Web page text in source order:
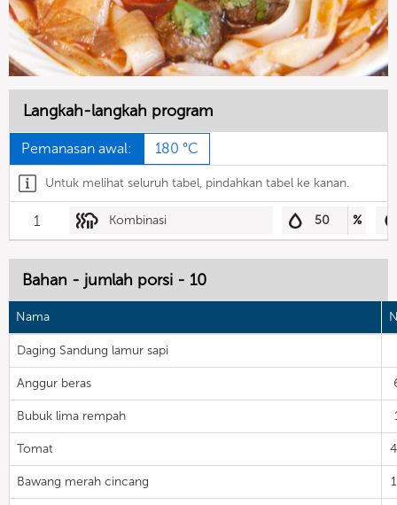
Langkah-langkah program
Pemanasan awal: 180 °C
Untuk melihat seluruh tabel, pindahkan tabel ke kanan.
1 Kombinasi 50 %
Bahan - jumlah porsi - 10
Nama
Daging Sandung lamur sapi
Anggur beras
Bubuk lima rempah
Tomat
Bawang merah cincang